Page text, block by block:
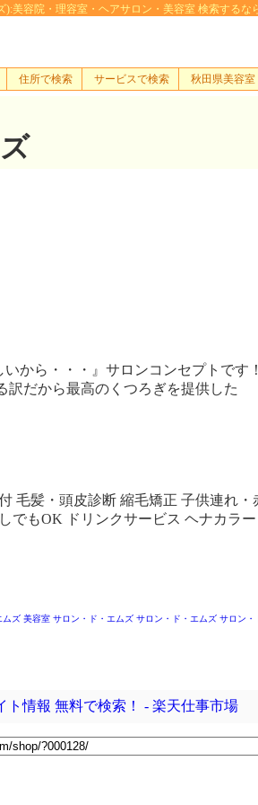
美容院・理容室・ヘアサロン・美容室 検索するなら
住所で検索 サービスで検索 秋田県美容室
から・・・』サロンコンセプトです
訳だから最高のくつろぎを提供した
毛髪・頭皮診断 縮毛矯正 子供連れ・
でもOK ドリンクサービス ヘナカラー
ムズ 美容室 サロン・ド・エムズ サロン・ド・エムズ サロン・
ト情報 無料で検索！ - 楽天仕事市場